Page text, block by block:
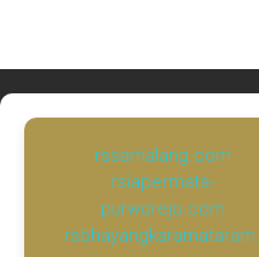
rssamalang.com
rsiapermata-
purworejo.com
rsbhayangkaramataram.